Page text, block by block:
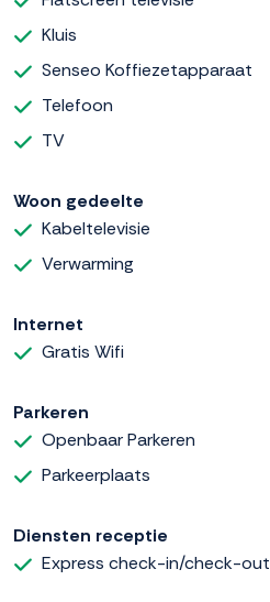
Kluis
Senseo Koffiezetapparaat
Telefoon
TV
Woon gedeelte
Kabeltelevisie
Verwarming
Internet
Gratis Wifi
Parkeren
Openbaar Parkeren
Parkeerplaats
Diensten receptie
Express check-in/check-out